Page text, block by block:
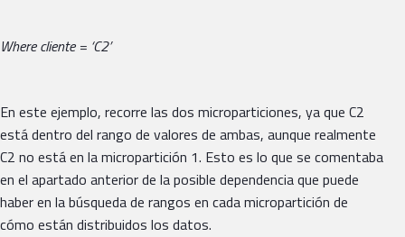
Where cliente = ‘C2’
En este ejemplo, recorre las dos microparticiones, ya que C2
está dentro del rango de valores de ambas, aunque realmente
C2 no está en la micropartición 1. Esto es lo que se comentaba
en el apartado anterior de la posible dependencia que puede
haber en la búsqueda de rangos en cada micropartición de
cómo están distribuidos los datos.